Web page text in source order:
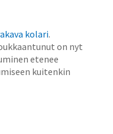
kolari.
on nyt
etenee
kuitenkin